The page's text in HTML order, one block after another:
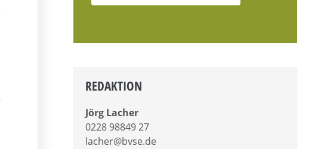
REDAKTION
Jörg Lacher
0228 98849 27
lacher@bvse.de